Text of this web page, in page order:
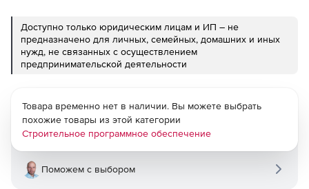
Доступно только юридическим лицам и ИП – не
предназначено для личных, семейных, домашних и иных
нужд, не связанных с осуществлением
предпринимательской деятельности
Товара временно нет в наличии. Вы можете выбрать
похожие товары из этой категории
Строительное программное обеспечение
Поможем с выбором